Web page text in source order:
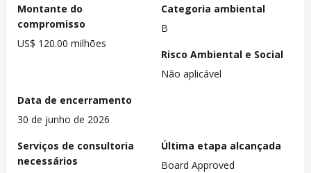
Montante do
compromisso
US$ 120.00 milhões
Categoria ambiental
B
Risco Ambiental e Social
Não aplicável
Data de encerramento
30 de junho de 2026
Serviços de consultoria
necessários
Última etapa alcançada
Board Approved